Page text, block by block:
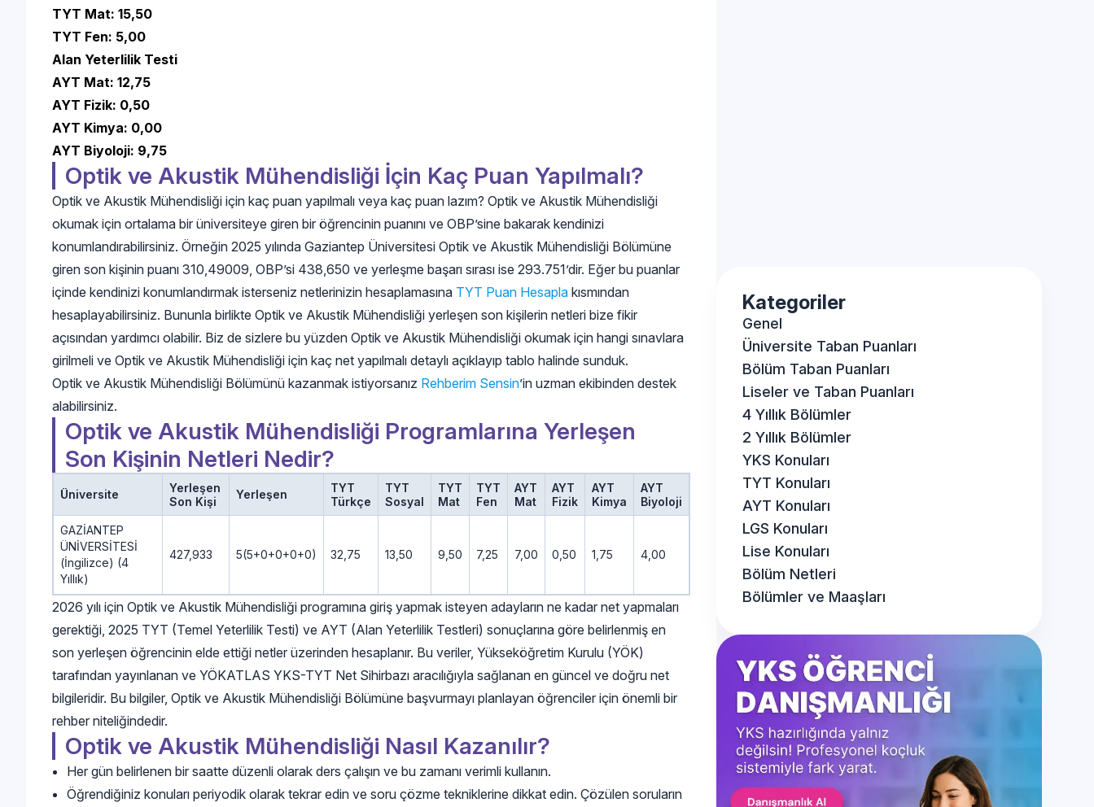
TYT Mat: 15,50
TYT Fen: 5,00
Alan Yeterlilik Testi
AYT Mat: 12,75
AYT Fizik: 0,50
AYT Kimya: 0,00
AYT Biyoloji: 9,75
Optik ve Akustik Mühendisliği İçin Kaç Puan Yapılmalı?
Optik ve Akustik Mühendisliği için kaç puan yapılmalı veya kaç puan lazım? Optik ve Akustik Mühendisliği
okumak için ortalama bir üniversiteye giren bir öğrencinin puanını ve OBP’sine bakarak kendinizi
konumlandırabilirsiniz. Örneğin 2025 yılında Gaziantep Üniversitesi Optik ve Akustik Mühendisliği Bölümüne
giren son kişinin puanı 310,49009, OBP’si 438,650 ve yerleşme başarı sırası ise 293.751’dir. Eğer bu puanlar
içinde kendinizi konumlandırmak isterseniz netlerinizin hesaplamasına TYT Puan Hesapla kısmından
hesaplayabilirsiniz. Bununla birlikte Optik ve Akustik Mühendisliği yerleşen son kişilerin netleri bize fikir
açısından yardımcı olabilir. Biz de sizlere bu yüzden Optik ve Akustik Mühendisliği okumak için hangi sınavlara
girilmeli ve Optik ve Akustik Mühendisliği için kaç net yapılmalı detaylı açıklayıp tablo halinde sunduk.
Optik ve Akustik Mühendisliği Bölümünü kazanmak istiyorsanız Rehberim Sensin’in uzman ekibinden destek
alabilirsiniz.
Optik ve Akustik Mühendisliği Programlarına Yerleşen
Son Kişinin Netleri Nedir?
Üniversite
Yerleşen
Son Kişi
Yerleşen
TYT
Türkçe
TYT
Sosyal
TYT
Mat
TYT
Fen
AYT
Mat
AYT
Fizik
AYT
Kimya
AYT
Biyoloji
GAZİANTEP
ÜNİVERSİTESİ
(İngilizce) (4
Yıllık)
427,933 5(5+0+0+0+0) 32,75 13,50 9,50 7,25 7,00 0,50 1,75 4,00
2026 yılı için Optik ve Akustik Mühendisliği programına giriş yapmak isteyen adayların ne kadar net yapmaları
gerektiği, 2025 TYT (Temel Yeterlilik Testi) ve AYT (Alan Yeterlilik Testleri) sonuçlarına göre belirlenmiş en
son yerleşen öğrencinin elde ettiği netler üzerinden hesaplanır. Bu veriler, Yükseköğretim Kurulu (YÖK)
tarafından yayınlanan ve YÖKATLAS YKS-TYT Net Sihirbazı aracılığıyla sağlanan en güncel ve doğru net
bilgileridir. Bu bilgiler, Optik ve Akustik Mühendisliği Bölümüne başvurmayı planlayan öğrenciler için önemli bir
rehber niteliğindedir.
Optik ve Akustik Mühendisliği Nasıl Kazanılır?
Her gün belirlenen bir saatte düzenli olarak ders çalışın ve bu zamanı verimli kullanın.
Öğrendiğiniz konuları periyodik olarak tekrar edin ve soru çözme tekniklerine dikkat edin. Çözülen soruların
Kategoriler
Genel
Üniversite Taban Puanları
Bölüm Taban Puanları
Liseler ve Taban Puanları
4 Yıllık Bölümler
2 Yıllık Bölümler
YKS Konuları
TYT Konuları
AYT Konuları
LGS Konuları
Lise Konuları
Bölüm Netleri
Bölümler ve Maaşları